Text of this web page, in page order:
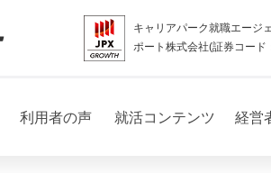
キャリアパーク就職エージ
ポート株式会社(証券コード
利用者の声 就活コンテンツ 経営